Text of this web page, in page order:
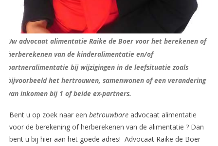
Uw advocaat alimentatie Raike de Boer voor het berekenen of
herberekenen van de kinderalimentatie en/of
partneralimentatie bij wijzigingen in de leefsituatie zoals
bijvoorbeeld het hertrouwen, samenwonen of een verandering
van inkomen bij 1 of beide ex-partners.
Bent u op zoek naar een betrouwbareadvocaat alimentatie
voor de berekening of herberekenen van de alimentatie ? Dan
bent u bij hier aan het goede adres! Advocaat Raike de Boer